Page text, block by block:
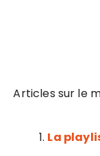
Articles sur le
La